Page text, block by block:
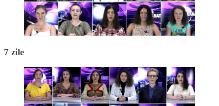
7 zile